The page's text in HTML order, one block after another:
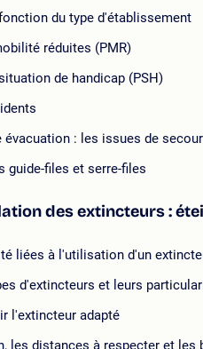
du type d'établissement
réduites (PMR)
de handicap (PSH)
: les issues de
guide-files et serre-files
des extincteurs :
liées à l'utilisation d'un
d'extincteurs et leurs
l'extincteur adapté